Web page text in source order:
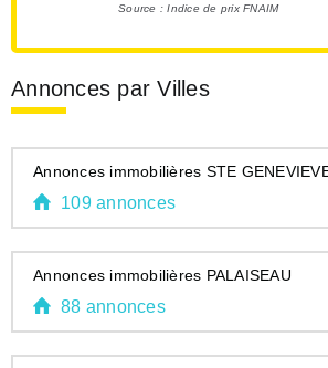
Source : Indice de prix FNAIM
Annonces par Villes
Annonces immobilières STE
109 annonces
Annonces immobilières PALAISEAU
88 annonces